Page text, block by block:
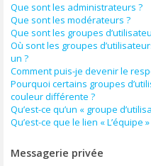
Que sont les administrateurs ?
Que sont les modérateurs ?
Que sont les groupes
Où sont les groupes
un ?
Comment puis-je devenir le
Pourquoi certains groupes
couleur différente ?
Qu’est-ce qu’un « groupe
Qu’est-ce que le lien « L’équipe »
Messagerie privée